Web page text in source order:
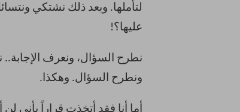
لتأملها. وبعد ذلك نشتكي
عليها؟!
نطرح السؤال، ونعرف الإجابة..
ونطرح السؤال. وهكذا.
أما أنا فقد أتخذت قراراً